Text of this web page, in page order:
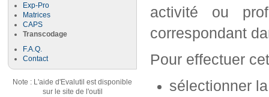
Exp-Pro
Matrices
CAPS
Transcodage
F.A.Q.
Contact
Note : L'aide d'Evalutil est disponible
sur le site de l'outil
activité ou
correspondant
Pour effectuer
sélectionner